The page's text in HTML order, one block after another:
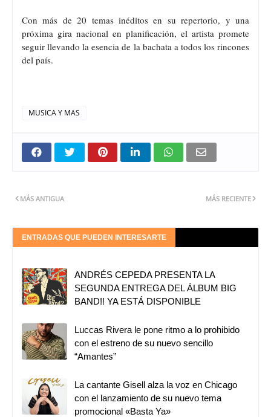
Con más de 20 temas inéditos en su repertorio, y una
próxima gira nacional en planificación, el artista promete
seguir llevando la esencia de la bachata a todos los rincones
del país.
MUSICA Y MAS
MÁS RECIENTE
MÁS ANTIGUA
ENTRADAS QUE PUEDEN INTERESARTE
ANDRÉS CEPEDA PRESENTA LA
SEGUNDA ENTREGA DEL ÁLBUM BIG
BAND!! YA ESTÁ DISPONIBLE
Luccas Rivera le pone ritmo a lo prohibido
con el estreno de su nuevo sencillo
“Amantes”
La cantante Gisell alza la voz en Chicago
con el lanzamiento de su nuevo tema
promocional «Basta Ya»